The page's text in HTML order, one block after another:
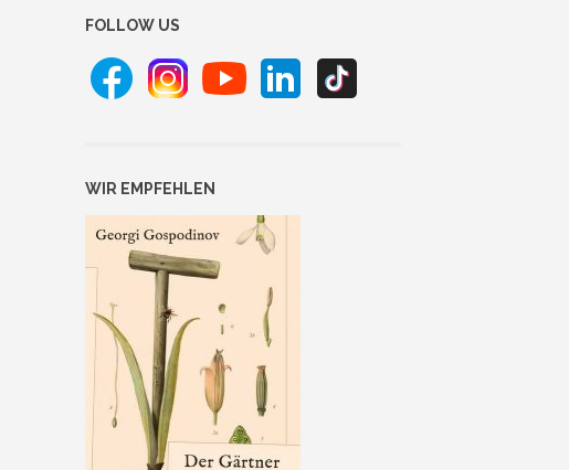
FOLLOW US
WIR EMPFEHLEN